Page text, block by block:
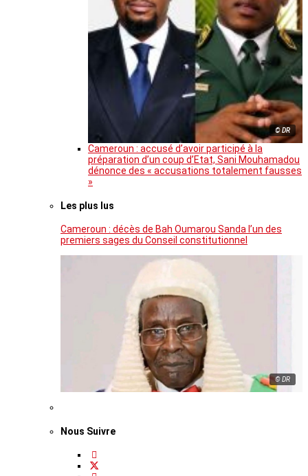
© DR
Cameroun : accusé d’avoir participé à la
préparation d’un coup d’Etat, Sani Mouhamadou
dénonce des « accusations totalement fausses
»
Les plus lus
Cameroun : décès de Bah Oumarou Sanda l’un des
premiers sages du Conseil constitutionnel
© DR
Nous Suivre